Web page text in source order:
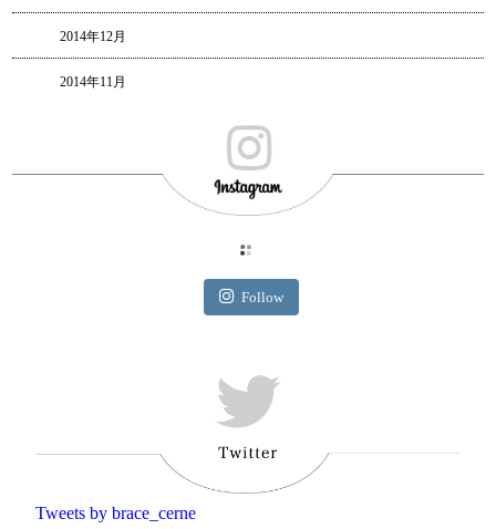
2014年12月
2014年11月
Follow
Tweets by brace_cerne